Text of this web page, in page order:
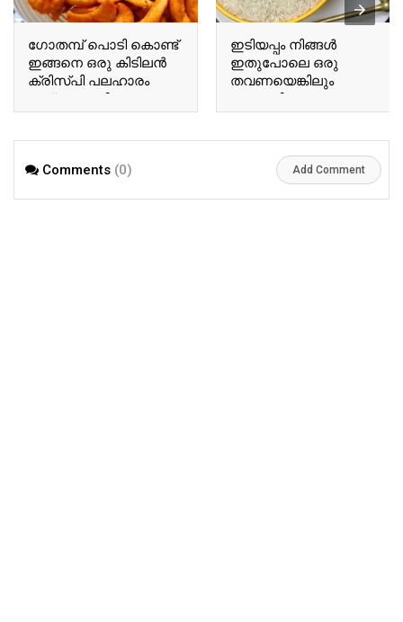
ഗോതമ്പ് പൊടി കൊണ്ട്
ഇങ്ങനെ ഒരു കിടിലൻ
ക്രിസ്പി പലഹാരം
തയ്യാറാക്കിയാലോ..?
ഇടിയപ്പം നിങ്ങൾ
ഇതുപോലെ ഒരു
തവണയെങ്കിലും
ഉണ്ടാക്കി നോക്കൂ…
പിന്നെ ഇങ്ങനെ
Comments (0) Add Comment